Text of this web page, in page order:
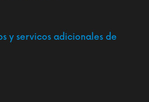
y servicos adicionales de